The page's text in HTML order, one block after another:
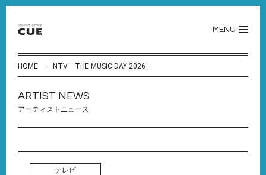
MENU
HOME NTV「THE MUSIC DAY 2026」
ARTIST NEWS
アーティストニュース
テレビ